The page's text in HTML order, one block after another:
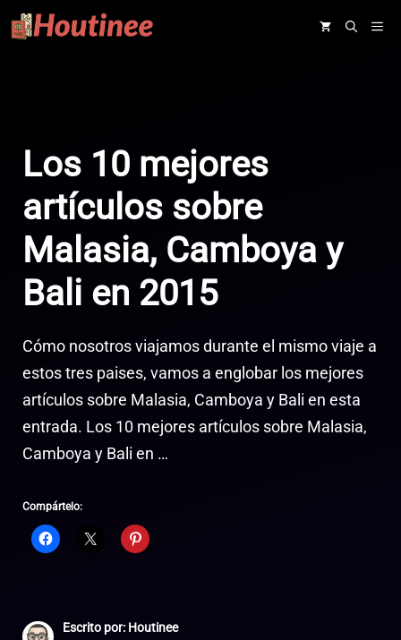
Saltar
al
Los 10 mejores
artículos sobre
Malasia, Camboya y
Bali en 2015
Cómo nosotros viajamos durante el mismo viaje a
estos tres paises, vamos a englobar los mejores
artículos sobre Malasia, Camboya y Bali en esta
entrada. Los 10 mejores artículos sobre Malasia,
Camboya y Bali en …
Compártelo:
Escrito por: Houtinee